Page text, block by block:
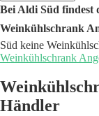
Bei Aldi Süd findest
Weinkühlschrank
Süd keine
Weinkühlschrank
Händler